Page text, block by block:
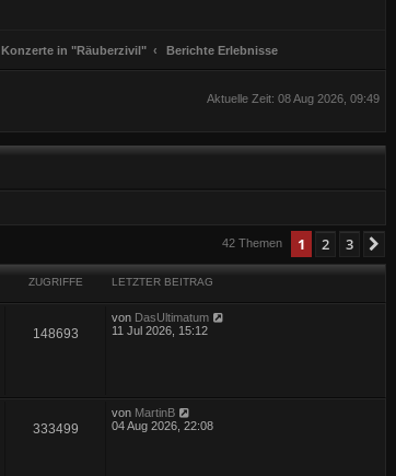
Konzerte in "Räuberzivil" Berichte Erlebnisse
Aktuelle Zeit: 08 Aug 2026, 09:49
42 Themen 1 2 3
ZUGRIFFE LETZTER BEITRAG
148693
von DasUltimatum
11 Jul 2026, 15:12
333499
von MartinB
04 Aug 2026, 22:08